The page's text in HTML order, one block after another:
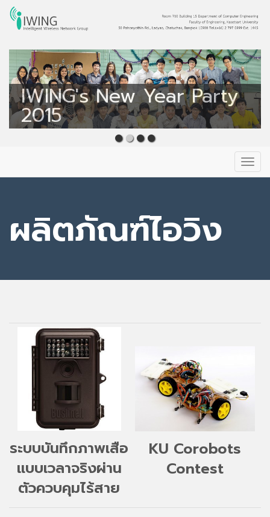
IWING
Intelligent Wireless
Network Group
IWING's New Year Party
2015
ผลิตภัณฑ์ไอวิง
ระบบบันทึกภาพเสือ
แบบเวลาจริงผ่าน
ตัวควบคุมไร้สาย
KU Corobots
Contest